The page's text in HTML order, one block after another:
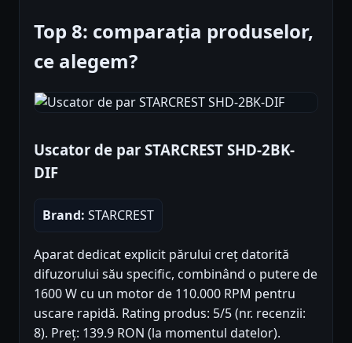
Top 8: comparația produselor,
ce alegem?
Uscator de par STARCREST SHD-2BK-
DIF
Brand: STARCREST
Aparat dedicat explicit părului creț datorită
difuzorului său specific, combinând o putere de
1600 W cu un motor de 110.000 RPM pentru
uscare rapidă. Rating produs: 5/5 (nr. recenzii:
8). Preț: 139.9 RON (la momentul datelor).